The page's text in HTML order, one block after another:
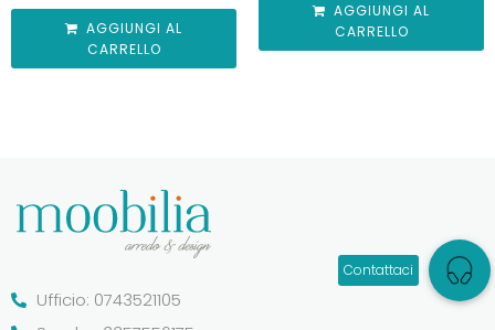
AGGIUNGI AL
CARRELLO
AGGIUNGI AL
CARRELLO
Ufficio: 0743521105